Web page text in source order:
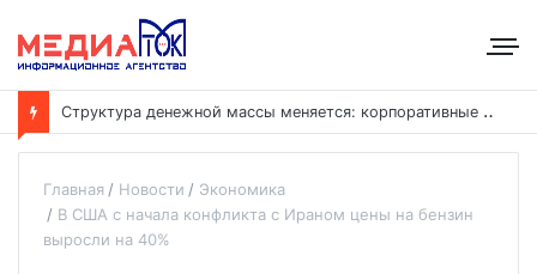
С
труктура денежной массы меняется: корпоративные депозиты обогнали вклады населения
Главная Новости
Экономика
В США с начала конфликта с Ираном цены на бензин
выросли на 40%